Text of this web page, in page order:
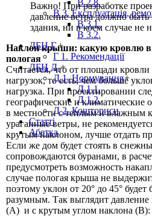
В 2.8.
В 3. Експлуатація,
В 3.1.
В 3.2.
ДБН Г.+
Г 1. Рекомендації
ДБН Д.+
Д 1. Нормування+
Д 1.1.
Д 1.2.
Д 2. Кошториси
Статті
Абетка
Важно! При разработке
давление ветра должно быть
здания, ни в коем случае не
Наклон крыши: какую кровлю
пологая
Считается, что от площади
нагрузок, то есть, чем больше
нагрузка. При проектировании
географические и климатические
в местности с теплым и влажным
ураганные ветры, не
крутым наклоном, лучше отдать
Если же дом будет стоять в
сопровождаются буранами, в
предусмотреть возможность
случае пологая крыша не
поэтому уклон от 20° до 45°
разумным. Так выглядит
(А) и с крутым углом наклона (В):